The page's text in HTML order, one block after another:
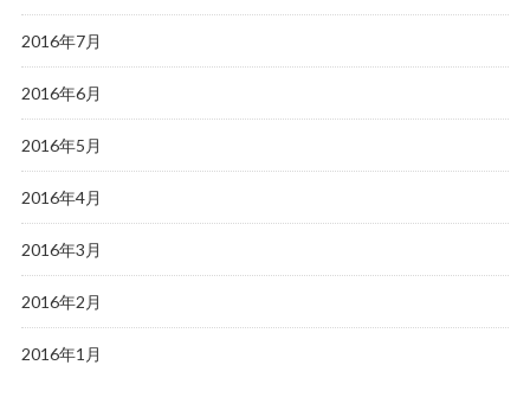
2016年7月
2016年6月
2016年5月
2016年4月
2016年3月
2016年2月
2016年1月